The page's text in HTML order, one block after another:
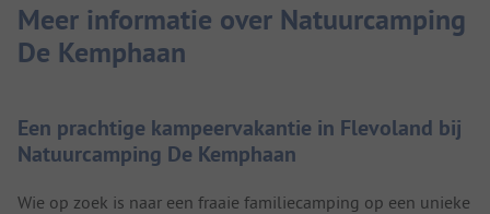
Meer informatie over Natuurcamping
De Kemphaan
Een prachtige kampeervakantie in Flevoland bij
Natuurcamping De Kemphaan
Wie op zoek is naar een fraaie familiecamping op een unieke